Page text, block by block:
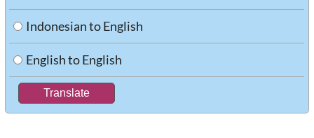
Indonesian to English
English to English